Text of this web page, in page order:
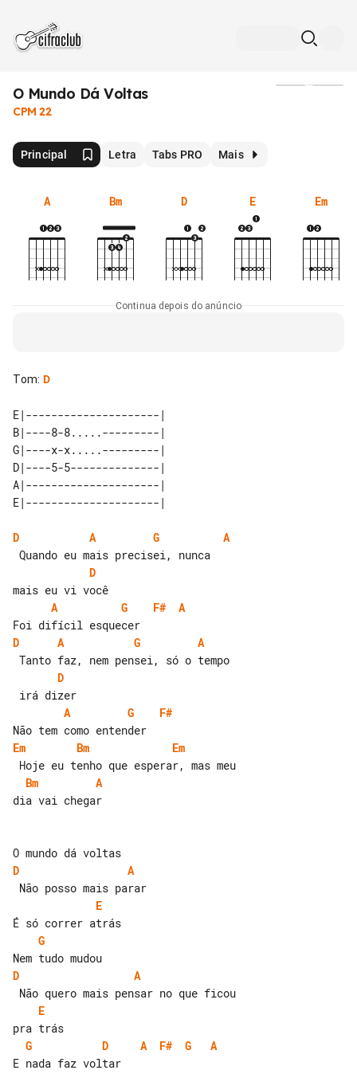
O Mundo Dá Voltas
CPM 22
Principal Letra Tabs PRO Mais
A Bm D E Em
Continua depois do anúncio
Tom: D
E|---------------------|
B|----8-8.....---------|
G|----x-x.....---------|
D|----5-5--------------|
A|---------------------|
D A G
A
D
A
G F#
A
D
A G
A
D
A
G
F#
Em
Bm
Em
Bm
A
dia vai chegar
D
A
E
G
D
A
E
G
D A F# G
A
E nada faz voltar